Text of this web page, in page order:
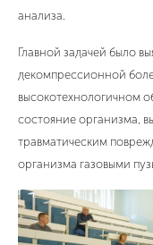
анализа.
Главной задачей было
декомпрессионной
высокотехнологичном
состояние организма,
травматическим
организма газовыми